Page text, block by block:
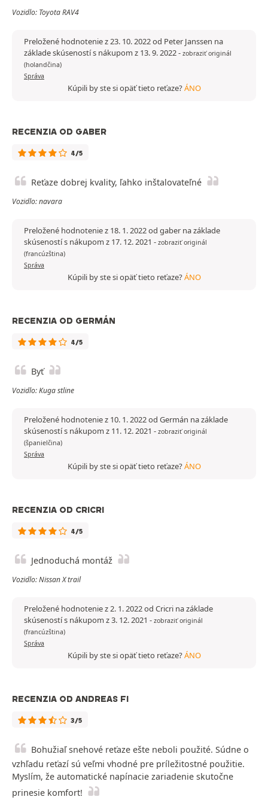
Vozidlo: Toyota RAV4
Preložené hodnotenie z 23. 10. 2022 od Peter Janssen na
základe skúseností s nákupom z 13. 9. 2022- zobraziť originál
(holandčina)
Správa
Kúpili by ste si opäť tieto reťaze?ÁNO
RECENZIA OD GABER
4/5
Reťaze dobrej kvality, ľahko inštalovateľné
Vozidlo: navara
Preložené hodnotenie z 18. 1. 2022 od gaber na základe
skúseností s nákupom z 17. 12. 2021 - zobraziť originál
(francúzština)
Správa
Kúpili by ste si opäť tieto reťaze?ÁNO
RECENZIA OD GERMÁN
4/5
Byť
Vozidlo: Kuga stline
Preložené hodnotenie z 10. 1. 2022 od Germán na základe
skúseností s nákupom z 11. 12. 2021 - zobraziť originál
(španielčina)
Správa
Kúpili by ste si opäť tieto reťaze?ÁNO
RECENZIA OD CRICRI
4/5
Jednoduchá montáž
Vozidlo: Nissan X trail
Preložené hodnotenie z 2. 1. 2022 od Cricri na základe
skúseností s nákupom z 3. 12. 2021 - zobraziť originál
(francúzština)
Správa
Kúpili by ste si opäť tieto reťaze?ÁNO
RECENZIA OD ANDREAS FI
3/5
Bohužiaľ snehové reťaze ešte neboli použité. Súdne o
vzhľadu reťazí sú veľmi vhodné pre príležitostné použitie.
Myslím, že automatické napínacie zariadenie skutočne
prinesie komfort!